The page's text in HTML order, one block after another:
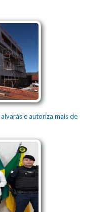
e autoriza mais de